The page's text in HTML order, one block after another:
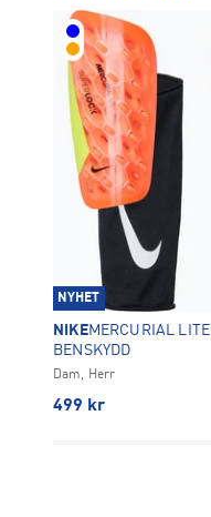
NYHET
NIKEMERCURIAL
BENSKYDD
Dam, Herr
499 kr